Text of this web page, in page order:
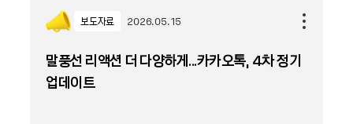
보도자료 2026.05.15
말풍선 리액션 더 다양하게...카카오톡, 4차 정기
업데이트